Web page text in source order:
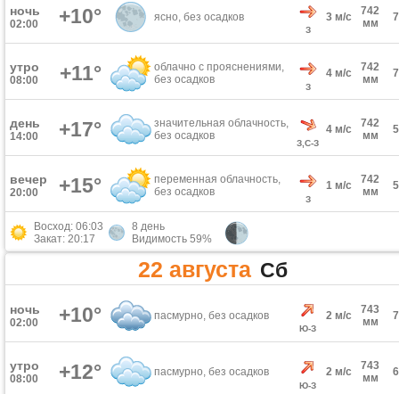
ночь
02:00 +10° ясно, без осадков
З
3 м/с
742
мм
утро
08:00 +11°
облачно с прояснениями,
без осадков
З
4 м/с
742
мм
день
14:00 +17°
значительная облачность,
без осадков
З,С-З
4 м/с
742
мм
вечер
20:00 +15°
переменная облачность,
без осадков
З
1 м/с
742
мм
Восход: 06:03
Закат: 20:17
8 день
Видимость 59%
22 августа Сб
ночь
02:00 +10° пасмурно, без осадков
Ю-З
2 м/с
743
мм
утро
08:00 +12° пасмурно, без осадков
Ю-З
2 м/с
743
мм